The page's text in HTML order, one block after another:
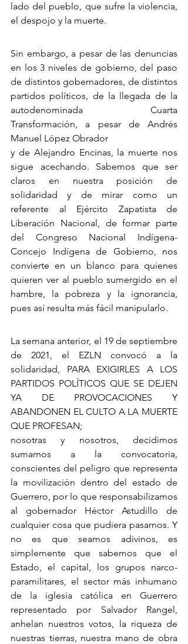
lado del pueblo, que sufre la violencia,
el despojo y la muerte.
Sin embargo, a pesar de las denuncias
en los 3 niveles de gobierno, del paso
de distintos gobernadores, de distintos
partidos políticos, de la llegada de la
autodenominada Cuarta
Transformación, a pesar de Andrés
Manuel López Obrador
y de Alejandro Encinas, la muerte nos
sigue acechando. Sabemos que ser
claros en nuestra posición de
solidaridad y de mirar como un
referente al Ejército Zapatista de
Liberación Nacional, de formar parte
del Congreso Nacional Indígena-
Concejo Indígena de Gobierno, nos
convierte en un blanco para quienes
quieren ver al pueblo sumergido en el
hambre, la pobreza y la ignorancia,
pues así resulta más fácil manipularlo.
La semana anterior, el 19 de septiembre
de 2021, el EZLN convocó a la
solidaridad, PARA EXIGIRLES A LOS
PARTIDOS POLÍTICOS QUE SE DEJEN
YA DE PROVOCACIONES Y
ABANDONEN EL CULTO A LA MUERTE
QUE PROFESAN;
nosotras y nosotros, decidimos
sumarnos a la convocatoria,
conscientes del peligro que representa
la movilización dentro del estado de
Guerrero, por lo que responsabilizamos
al gobernador Héctor Astudillo de
cualquier cosa que pudiera pasarnos. Y
no es que seamos adivinos, es
simplemente que sabemos que el
Estado, el capital, los grupos narco-
paramilitares, el sector más inhumano
de la iglesia católica en Guerrero
representado por Salvador Rangel,
anhelan nuestros votos, la riqueza de
nuestras tierras, nuestra mano de obra